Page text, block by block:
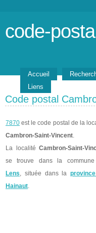
code-
Accueil
Liens
Code postal
7870 est le code postal de la
Cambron-Saint-Vincent.
La localité Cambron-Saint-
se trouve dans la
Lens, située dans la
Hainaut.